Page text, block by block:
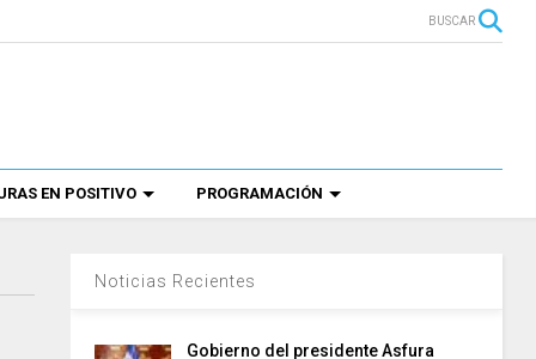
BUSCAR
EN POSITIVO PROGRAMACIÓN
Noticias Recientes
Gobierno del presidente Asfura